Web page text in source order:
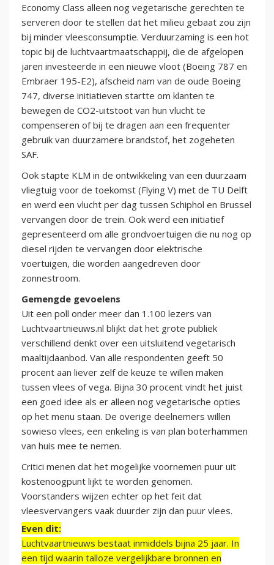
Economy Class alleen nog vegetarische gerechten te
serveren door te stellen dat het milieu gebaat zou zijn
bij minder vleesconsumptie. Verduurzaming is een hot
topic bij de luchtvaartmaatschappij, die de afgelopen
jaren investeerde in een nieuwe vloot (Boeing 787 en
Embraer 195-E2), afscheid nam van de oude Boeing
747, diverse initiatieven startte om klanten te
bewegen de CO2-uitstoot van hun vlucht te
compenseren of bij te dragen aan een frequenter
gebruik van duurzamere brandstof, het zogeheten
SAF.
Ook stapte KLM in de ontwikkeling van een duurzaam
vliegtuig voor de toekomst (Flying V) met de TU Delft
en werd een vlucht per dag tussen Schiphol en Brussel
vervangen door de trein. Ook werd een initiatief
gepresenteerd om alle grondvoertuigen die nu nog op
diesel rijden te vervangen door elektrische
voertuigen, die worden aangedreven door
zonnestroom.
Gemengde gevoelens
Uit een poll onder meer dan 1.100 lezers van
Luchtvaartnieuws.nl blijkt dat het grote publiek
verschillend denkt over een uitsluitend vegetarisch
maaltijdaanbod. Van alle respondenten geeft 50
procent aan liever zelf de keuze te willen maken
tussen vlees of vega. Bijna 30 procent vindt het juist
een goed idee als er alleen nog vegetarische opties
op het menu staan. De overige deelnemers willen
sowieso vlees, een enkeling is van plan boterhammen
van huis mee te nemen.
Critici menen dat het mogelijke voornemen puur uit
kostenoogpunt lijkt te worden genomen.
Voorstanders wijzen echter op het feit dat
vleesvervangers vaak duurder zijn dan puur vlees.
Even dit:
Luchtvaartnieuws bestaat inmiddels bijna 25 jaar. In
een tijd waarin talloze vergelijkbare bronnen en